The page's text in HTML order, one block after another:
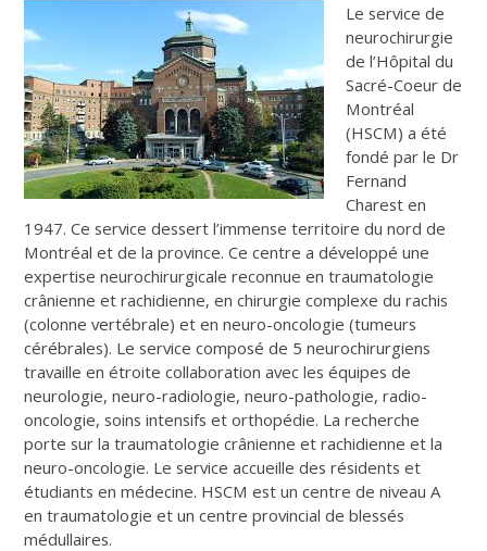
Le service de
neurochirurgie
de l’Hôpital du
Sacré-Coeur de
Montréal
(HSCM) a été
fondé par le Dr
Fernand
Charest en
1947. Ce service dessert l’immense territoire du nord de
Montréal et de la province. Ce centre a développé une
expertise neurochirurgicale reconnue en traumatologie
crânienne et rachidienne, en chirurgie complexe du rachis
(colonne vertébrale) et en neuro-oncologie (tumeurs
cérébrales). Le service composé de 5 neurochirurgiens
travaille en étroite collaboration avec les équipes de
neurologie, neuro-radiologie, neuro-pathologie, radio-
oncologie, soins intensifs et orthopédie. La recherche
porte sur la traumatologie crânienne et rachidienne et la
neuro-oncologie. Le service accueille des résidents et
étudiants en médecine. HSCM est un centre de niveau A
en traumatologie et un centre provincial de blessés
médullaires.